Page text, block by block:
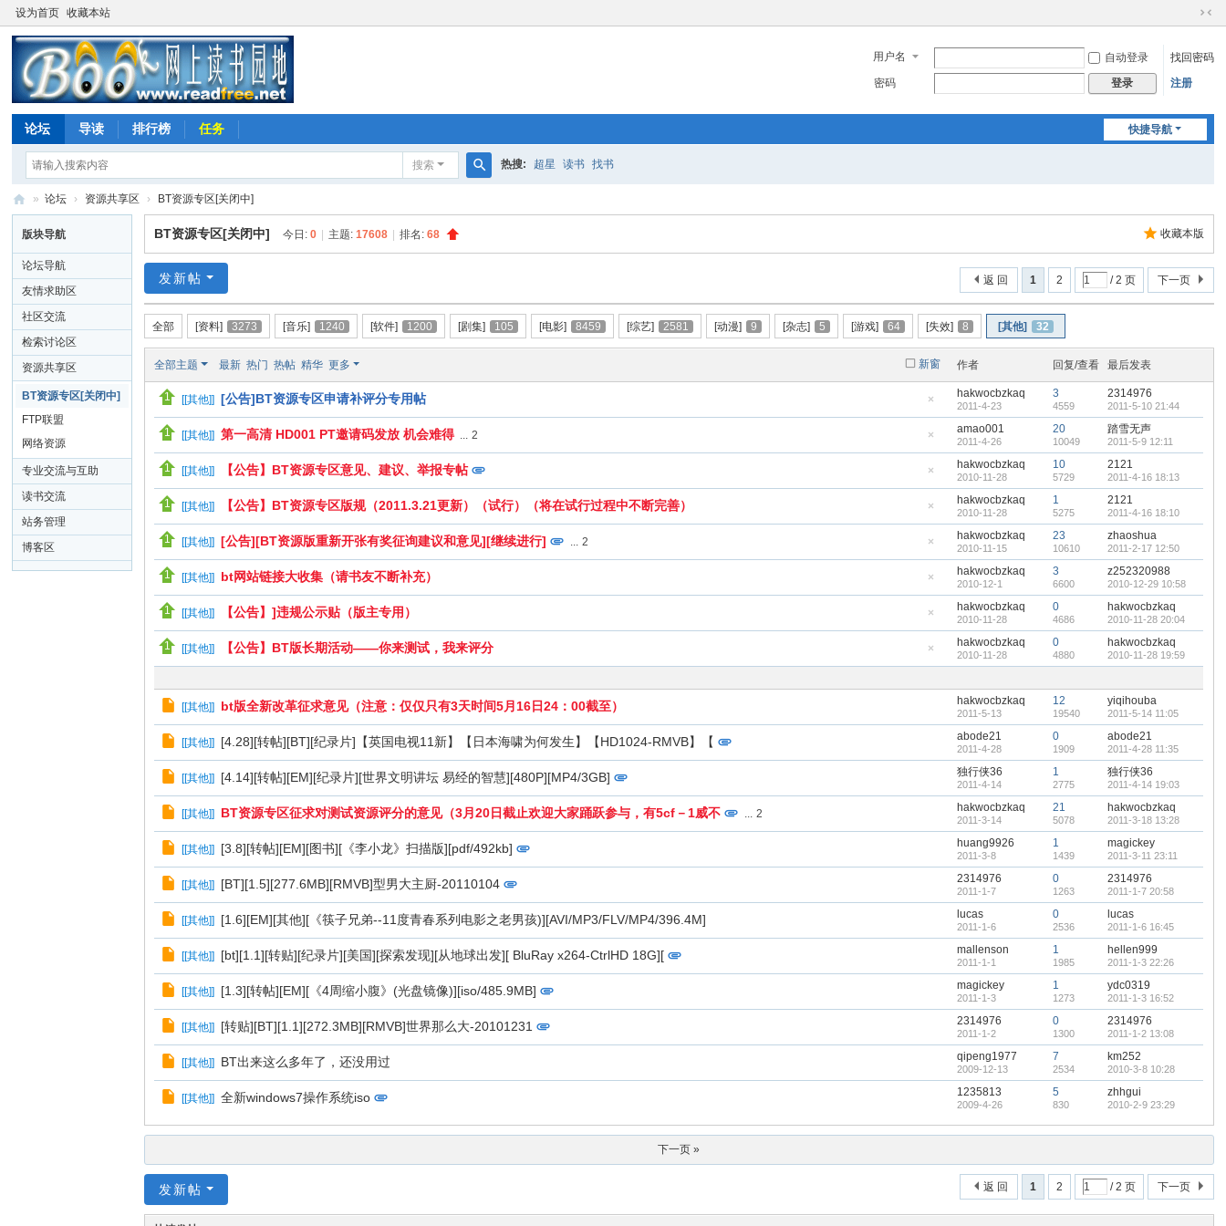
设为首页 收藏本站
切
到
用户名 自动登录
找回密码
密码
登录 注册
快捷导航
论坛 导读 排行榜 任务
搜索
索
热搜: 超星 读书 找书
上
读
书
园
地
» 论坛 › 资源共享区 › BT资源专区[关闭中]
版块导航
论坛导航
友情求助区
社区交流
检索讨论区
资源共享区
BT资源专区[关闭中]
FTP联盟
网络资源
专业交流与互助
读书交流
站务管理
博客区
收藏本版
BT资源专区[关闭中] 今日:0 主题:17608 排名:68
1 2 / 2 页 下一页
返 回
发新帖
全部 [资料] 3273 [音乐] 1240 [软件] 1200 [剧集] 105 [电影] 8459 [综艺] 2581 [动漫] 9 [杂志] 5 [游戏] 64 [失效] 8 [其他] 32
新窗
全部主题 最新 热门 热帖 精华 更多 作者 回复/查看 最后发表
藏
置
帖
[[其他]] [公告]BT资源专区申请补评分专用帖 hakwocbzkaq
2011-4-23
3
4559
2314976
2011-5-10 21:44
藏
置
帖
[[其他]] 第一高清 HD001 PT邀请码发放 机会难得 ... 2 amao001
2011-4-26
20
10049
踏雪无声
2011-5-9 12:11
藏
置
帖
[[其他]] 【公告】BT资源专区意见、建议、举报专帖 hakwocbzkaq
2010-11-28
10
5729
2121
2011-4-16 18:13
藏
置
帖
[[其他]] 【公告】BT资源专区版规（2011.3.21更新）（试行）（将在试行过程中不断完善） hakwocbzkaq
2010-11-28
1
5275
2121
2011-4-16 18:10
藏
置
帖
[[其他]] [公告][BT资源版重新开张有奖征询建议和意见][继续进行] ... 2 hakwocbzkaq
2010-11-15
23
10610
zhaoshua
2011-2-17 12:50
藏
置
帖
[[其他]] bt网站链接大收集（请书友不断补充） hakwocbzkaq
2010-12-1
3
6600
z252320988
2010-12-29 10:58
藏
置
帖
[[其他]] 【公告】]违规公示贴（版主专用） hakwocbzkaq
2010-11-28
0
4686
hakwocbzkaq
2010-11-28 20:04
藏
顶
[[其他]] 【公告】BT版长期活动——你来测试，我来评分 hakwocbzkaq
2010-11-28
0
4880
hakwocbzkaq
2010-11-28 19:59
[[其他]] bt版全新改革征求意见（注意：仅仅只有3天时间5月16日24：00截至） hakwocbzkaq
2011-5-13
12
19540
yiqihouba
2011-5-14 11:05
[[其他]] [4.28][转帖][BT][纪录片]【英国电视11新】【日本海啸为何发生】【HD1024-RMVB】【 abode21
2011-4-28
0
1909
abode21
2011-4-28 11:35
[[其他]] [4.14][转帖][EM][纪录片][世界文明讲坛 易经的智慧][480P][MP4/3GB] 独行侠36
2011-4-14
1
2775
独行侠36
2011-4-14 19:03
[[其他]] BT资源专区征求对测试资源评分的意见（3月20日截止欢迎大家踊跃参与，有5cf－1威不 ... 2 hakwocbzkaq
2011-3-14
21
5078
hakwocbzkaq
2011-3-18 13:28
[[其他]] [3.8][转帖][EM][图书][《李小龙》扫描版][pdf/492kb] huang9926
2011-3-8
1
1439
magickey
2011-3-11 23:11
[[其他]] [BT][1.5][277.6MB][RMVB]型男大主厨-20110104 2314976
2011-1-7
0
1263
2314976
2011-1-7 20:58
[[其他]] [1.6][EM][其他][《筷子兄弟--11度青春系列电影之老男孩)][AVI/MP3/FLV/MP4/396.4M] lucas
2011-1-6
0
2536
lucas
2011-1-6 16:45
[[其他]] [bt][1.1][转贴][纪录片][美国][探索发现][从地球出发][ BluRay x264-CtrlHD 18G][ mallenson
2011-1-1
1
1985
hellen999
2011-1-3 22:26
[[其他]] [1.3][转帖][EM][《4周缩小腹》(光盘镜像)][iso/485.9MB] magickey
2011-1-3
1
1273
ydc0319
2011-1-3 16:52
[[其他]] [转贴][BT][1.1][272.3MB][RMVB]世界那么大-20101231 2314976
2011-1-2
0
1300
2314976
2011-1-2 13:08
[[其他]] BT出来这么多年了，还没用过 qipeng1977
2009-12-13
7
2534
km252
2010-3-8 10:28
[[其他]] 全新windows7操作系统iso 1235813
2009-4-26
5
830
zhhgui
2010-2-9 23:29
下一页 »
1 2 / 2 页 下一页
返 回
发新帖